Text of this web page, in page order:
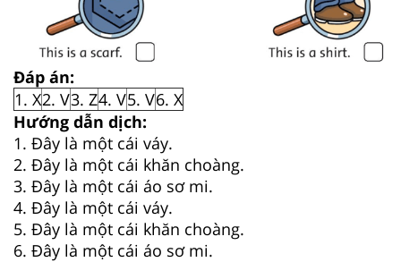
Đáp án:
1. X2. V3. Z4. V5. V6. X
Hướng dẫn dịch:
1. Đây là một cái váy.
2. Đây là một cái khăn choàng.
3. Đây là một cái áo sơ mi.
4. Đây là một cái váy.
5. Đây là một cái khăn choàng.
6. Đây là một cái áo sơ mi.